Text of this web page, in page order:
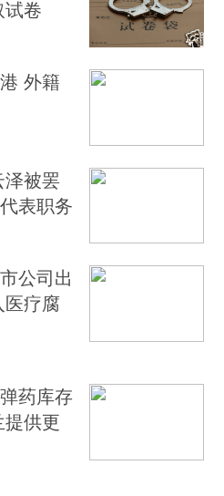
试卷
外籍
泽被罢
表职务
公司出
医疗腐
药库存
供更